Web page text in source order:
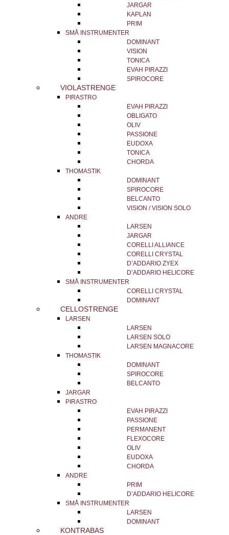
JARGAR
KAPLAN
PRIM
SMÅ INSTRUMENTER
DOMINANT
VISION
TONICA
EVAH PIRAZZI
SPIROCORE
VIOLASTRENGE
PIRASTRO
EVAH PIRAZZI
OBLIGATO
OLIV
PASSIONE
EUDOXA
TONICA
CHORDA
THOMASTIK
DOMINANT
SPIROCORE
BELCANTO
VISION / VISION SOLO
ANDRE
LARSEN
JARGAR
CORELLI ALLIANCE
CORELLI CRYSTAL
D’ADDARIO ZYEX
D’ADDARIO HELICORE
SMÅ INSTRUMENTER
CORELLI CRYSTAL
DOMINANT
CELLOSTRENGE
LARSEN
LARSEN
LARSEN SOLO
LARSEN MAGNACORE
THOMASTIK
DOMINANT
SPIROCORE
BELCANTO
JARGAR
PIRASTRO
EVAH PIRAZZI
PASSIONE
PERMANENT
FLEXOCORE
OLIV
EUDOXA
CHORDA
ANDRE
PRIM
D’ADDARIO HELICORE
SMÅ INSTRUMENTER
LARSEN
DOMINANT
KONTRABAS